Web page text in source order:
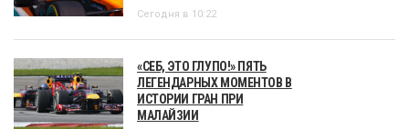
Сегодня в 10:22
«СЕБ, ЭТО ГЛУПО!» ПЯТЬ
ЛЕГЕНДАРНЫХ МОМЕНТОВ В
ИСТОРИИ ГРАН ПРИ
МАЛАЙЗИИ